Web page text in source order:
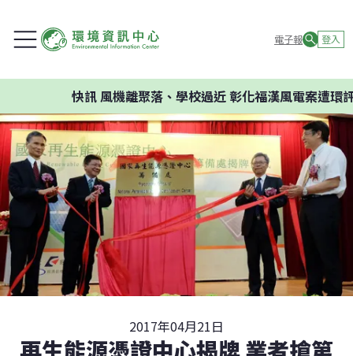
電子報 登入
風機離聚落、學校過近 彰化福漢風電案遭環評判否決
2017年04月21日